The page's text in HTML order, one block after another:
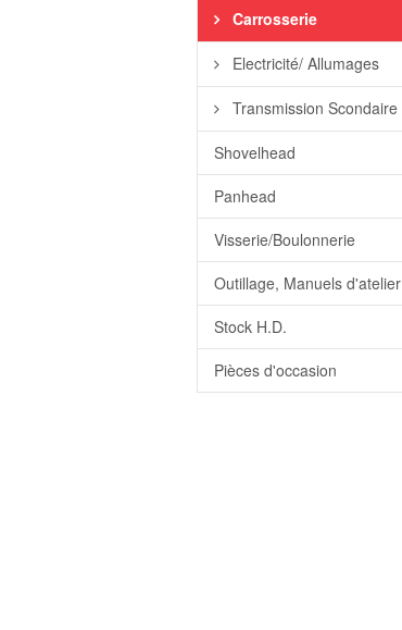
Carrosserie
Electricité/ Allumages
Transmission Scondaire
Shovelhead
Panhead
Visserie/Boulonnerie
Outillage, Manuels d'atelier
Stock H.D.
Pièces d'occasion